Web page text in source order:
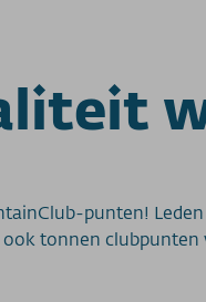
punten!
tonnen clubpunten